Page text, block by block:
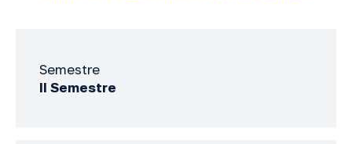
Semestre
II Semestre